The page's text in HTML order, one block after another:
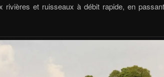
rivières et ruisseaux à débit rapide, en